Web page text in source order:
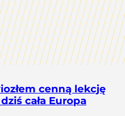
cenną lekcję
cała Europa